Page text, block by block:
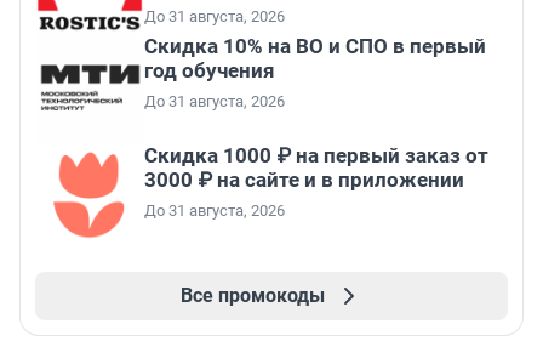
До 31 августа, 2026
Скидка 10% на ВО и СПО в первый
год обучения
До 31 августа, 2026
Скидка 1000 ₽ на первый заказ от
3000 ₽ на сайте и в приложении
До 31 августа, 2026
Все промокоды